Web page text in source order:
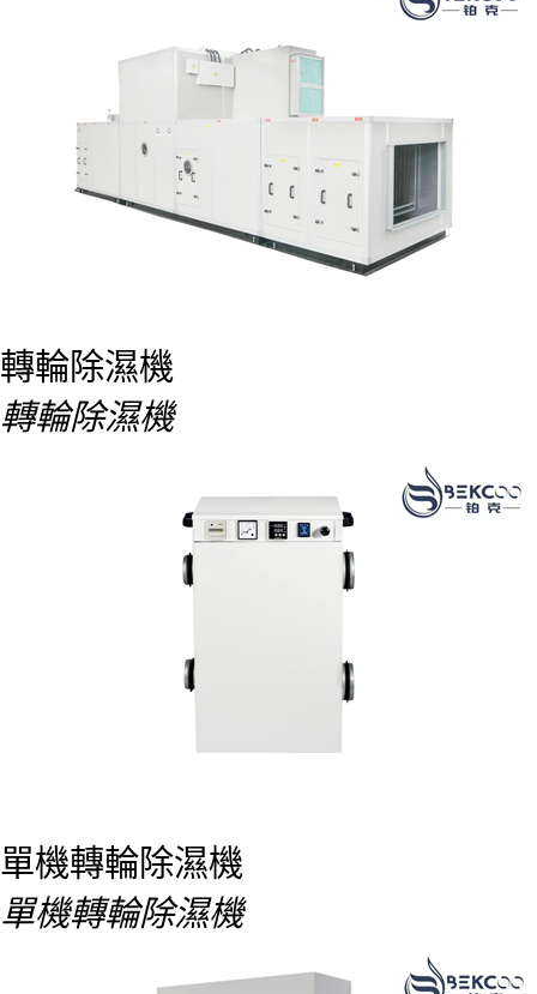
轉輪除濕機
轉輪除濕機
單機轉輪除濕機
單機轉輪除濕機